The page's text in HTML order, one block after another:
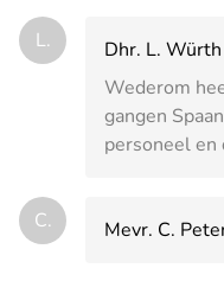
L.
Dhr. L. Würth
Wederom
gangen
personeel en
C. Mevr. C.